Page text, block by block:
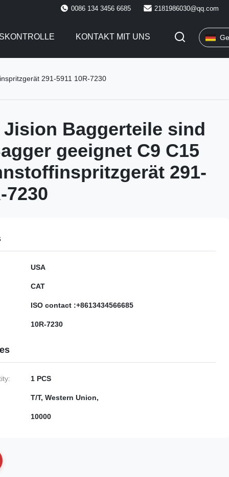
0086 134 3456 6685 2181986030@qq.com
KONTAKT MIT UNS
291-5911 10R-7230
Jision Baggerteile sind
geeignet C9 C15
291-
7230
USA
CAT
ISO contact :+8613434566685
10R-7230
1 PCS
T/T, Western Union,
10000